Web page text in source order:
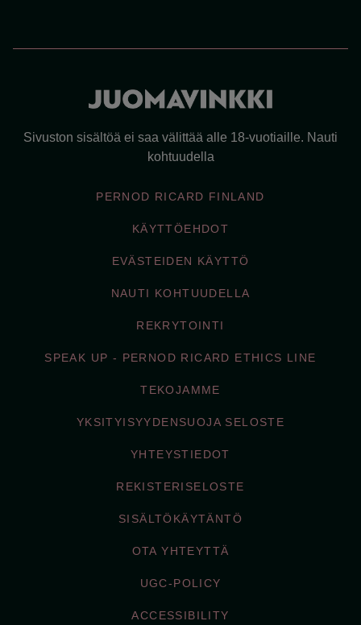
Sivuston sisältöä ei saa välittää alle 18-vuotiaille. Nauti
kohtuudella
PERNOD RICARD FINLAND
KÄYTTÖEHDOT
EVÄSTEIDEN KÄYTTÖ
NAUTI KOHTUUDELLA
REKRYTOINTI
SPEAK UP - PERNOD RICARD ETHICS LINE
TEKOJAMME
YKSITYISYYDENSUOJA SELOSTE
YHTEYSTIEDOT
REKISTERISELOSTE
SISÄLTÖKÄYTÄNTÖ
OTA YHTEYTTÄ
UGC-POLICY
ACCESSIBILITY